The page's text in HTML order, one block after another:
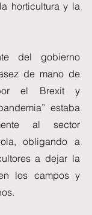
horticultura y la
del gobierno
de mano de
el Brexit y
estaba
al sector
obligando a
a dejar la
los campos y